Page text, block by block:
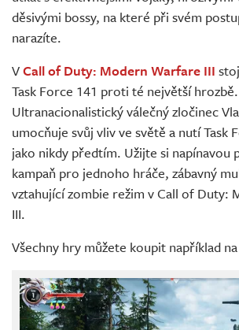
děsivými bossy, na které při svém
narazíte.
VCall of Duty: Modern Warfare III
Task Force 141 proti té největší hrozbě.
Ultranacionalistický válečný zločinec
umocňuje svůj vliv ve světě a nutí Task
jako nikdy předtím. Užijte si napínavou
kampaň pro jednoho hráče, zábavný
vztahující zombie režim v Call of Duty:
III.
Všechny hry můžete koupit například na